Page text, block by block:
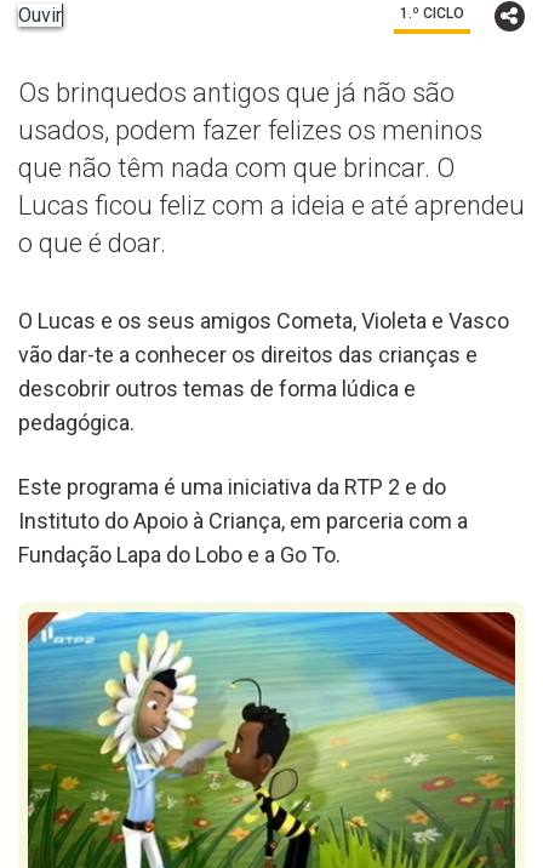
Ouvir 1.º CICLO
Os brinquedos antigos que já não são
usados, podem fazer felizes os meninos
que não têm nada com que brincar. O
Lucas ficou feliz com a ideia e até aprendeu
o que é doar.
O Lucas e os seus amigos Cometa, Violeta e Vasco
vão dar-te a conhecer os direitos das crianças e
descobrir outros temas de forma lúdica e
pedagógica.
Este programa é uma iniciativa da RTP 2 e do
Instituto do Apoio à Criança, em parceria com a
Fundação Lapa do Lobo e a Go To.